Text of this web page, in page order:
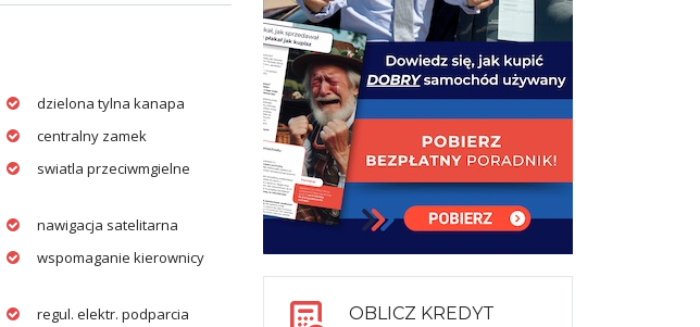
dzielona tylna kanapa
centralny zamek
swiatla przeciwmgielne
nawigacja satelitarna
wspomaganie kierownicy
regul. elektr. podparcia
OBLICZ KREDYT